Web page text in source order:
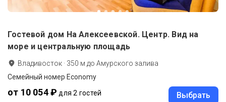
Гостевой дом На Алексеевской. Центр. Вид на
море и центральную площадь
Владивосток · 350 м до Амурского залива
Семейный номер Economy
от 10 054 ₽ для 2 гостей Выбрать